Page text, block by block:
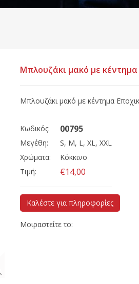
Μπλουζάκι μακό με
Μπλουζάκι μακό με κέντημα
Κωδικός: 00795
Μεγέθη:
S, M, L, XL, XXL
Χρώματα:
Κόκκινο
Τιμή:
€14,00
Καλέστε για πληροφορίες
Μοιραστείτε το: